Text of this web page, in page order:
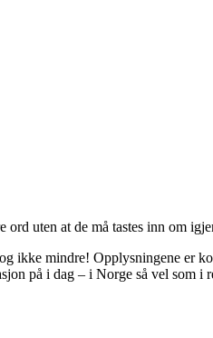
uten at de må tastes inn om
ikke mindre! Opplysningene er
på i dag – i Norge så vel som i